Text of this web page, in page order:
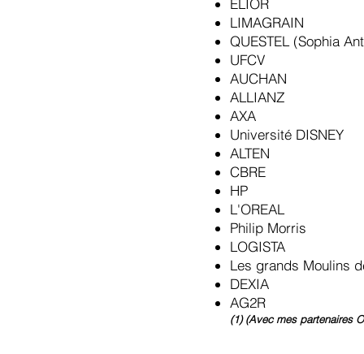
ELIOR
LIMAGRAIN
QUESTEL (Sophia
UFCV
AUCHAN
​ALLIANZ
AXA
Université DISNEY
ALTEN
CBRE
HP
L'OREAL
Philip Morris
LOGISTA
Les grands Moulins
DEXIA
AG2R
(1) (Avec mes partenaires